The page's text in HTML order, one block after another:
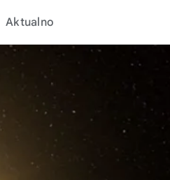
Aktualno